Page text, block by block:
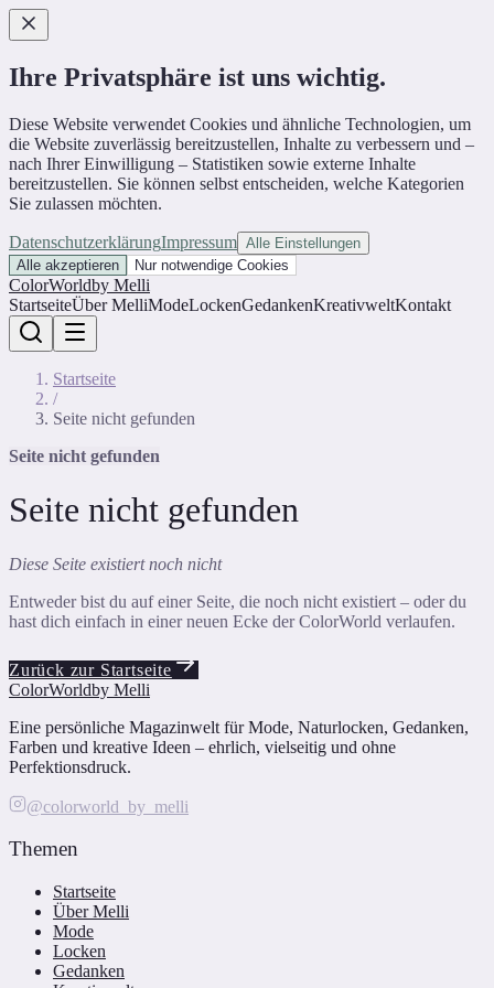
Ihre Privatsphäre ist uns wichtig.
Diese Website verwendet Cookies und ähnliche Technologien, um
die Website zuverlässig bereitzustellen, Inhalte zu verbessern und –
nach Ihrer Einwilligung – Statistiken sowie externe Inhalte
bereitzustellen. Sie können selbst entscheiden, welche Kategorien
Sie zulassen möchten.
DatenschutzerklärungImpressum Alle Einstellungen
Alle akzeptieren
Nur notwendige Cookies
ColorWorldby Melli
StartseiteÜber MelliModeLockenGedankenKreativweltKontakt
Startseite
/
Seite nicht gefunden
Seite nicht gefunden
Seite nicht gefunden
Diese Seite existiert noch nicht
Entweder bist du auf einer Seite, die noch nicht existiert – oder du
hast dich einfach in einer neuen Ecke der ColorWorld verlaufen.
Zurück zur Startseite
ColorWorldby Melli
Eine persönliche Magazinwelt für Mode, Naturlocken, Gedanken,
Farben und kreative Ideen – ehrlich, vielseitig und ohne
Perfektionsdruck.
@colorworld_by_melli
Themen
Startseite
Über Melli
Mode
Locken
Gedanken